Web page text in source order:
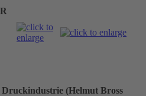
(Helmut Bross